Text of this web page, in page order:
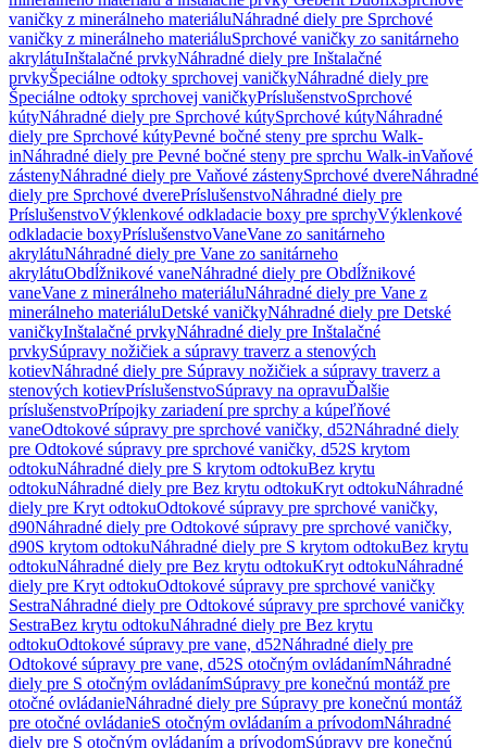
vaničky z minerálneho materiáluNáhradné diely pre Sprchové
vaničky z minerálneho materiáluSprchové vaničky zo sanitárneho
akrylátuInštalačné prvkyNáhradné diely pre Inštalačné
prvkyŠpeciálne odtoky sprchovej vaničkyNáhradné diely pre
Špeciálne odtoky sprchovej vaničkyPríslušenstvoSprchové
kútyNáhradné diely pre Sprchové kútySprchové kútyNáhradné
diely pre Sprchové kútyPevné bočné steny pre sprchu Walk-
inNáhradné diely pre Pevné bočné steny pre sprchu Walk-inVaňové
zástenyNáhradné diely pre Vaňové zástenySprchové dvereNáhradné
diely pre Sprchové dverePríslušenstvoNáhradné diely pre
PríslušenstvoVýklenkové odkladacie boxy pre sprchyVýklenkové
odkladacie boxyPríslušenstvoVaneVane zo sanitárneho
akrylátuNáhradné diely pre Vane zo sanitárneho
akrylátuObdĺžnikové vaneNáhradné diely pre Obdĺžnikové
vaneVane z minerálneho materiáluNáhradné diely pre Vane z
minerálneho materiáluDetské vaničkyNáhradné diely pre Detské
vaničkyInštalačné prvkyNáhradné diely pre Inštalačné
prvkySúpravy nožičiek a súpravy traverz a stenových
kotievNáhradné diely pre Súpravy nožičiek a súpravy traverz a
stenových kotievPríslušenstvoSúpravy na opravuĎalšie
príslušenstvoPrípojky zariadení pre sprchy a kúpeľňové
vaneOdtokové súpravy pre sprchové vaničky, d52Náhradné diely
pre Odtokové súpravy pre sprchové vaničky, d52S krytom
odtokuNáhradné diely pre S krytom odtokuBez krytu
odtokuNáhradné diely pre Bez krytu odtokuKryt odtokuNáhradné
diely pre Kryt odtokuOdtokové súpravy pre sprchové vaničky,
d90Náhradné diely pre Odtokové súpravy pre sprchové vaničky,
d90S krytom odtokuNáhradné diely pre S krytom odtokuBez krytu
odtokuNáhradné diely pre Bez krytu odtokuKryt odtokuNáhradné
diely pre Kryt odtokuOdtokové súpravy pre sprchové vaničky
SestraNáhradné diely pre Odtokové súpravy pre sprchové vaničky
SestraBez krytu odtokuNáhradné diely pre Bez krytu
odtokuOdtokové súpravy pre vane, d52Náhradné diely pre
Odtokové súpravy pre vane, d52S otočným ovládanímNáhradné
diely pre S otočným ovládanímSúpravy pre konečnú montáž pre
otočné ovládanieNáhradné diely pre Súpravy pre konečnú montáž
pre otočné ovládanieS otočným ovládaním a prívodomNáhradné
diely pre S otočným ovládaním a prívodomSúpravy pre konečnú